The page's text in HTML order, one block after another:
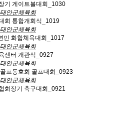
기 게이트볼대회_1030
태안군체육회
회 통합개회식_1019
태안군체육회
민 화합체육대회_1017
태안군체육회
센터 개관식_0927
태안군체육회
프동호회 골프대회_0923
태안군체육회
회장기 축구대회_0921